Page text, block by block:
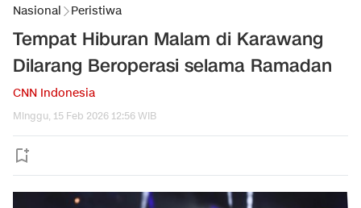
Nasional Peristiwa
Tempat Hiburan Malam di Karawang
Dilarang Beroperasi selama Ramadan
CNN Indonesia
Minggu, 15 Feb 2026 12:56 WIB